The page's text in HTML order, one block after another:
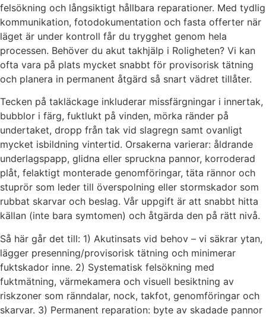
felsökning och långsiktigt hållbara reparationer. Med tydlig
kommunikation, fotodokumentation och fasta offerter när
läget är under kontroll får du trygghet genom hela
processen. Behöver du akut takhjälp i Roligheten? Vi kan
ofta vara på plats mycket snabbt för provisorisk tätning
och planera in permanent åtgärd så snart vädret tillåter.
Tecken på takläckage inkluderar missfärgningar i innertak,
bubblor i färg, fuktlukt på vinden, mörka ränder på
undertaket, dropp från tak vid slagregn samt ovanligt
mycket isbildning vintertid. Orsakerna varierar: åldrande
underlagspapp, glidna eller spruckna pannor, korroderad
plåt, felaktigt monterade genomföringar, täta rännor och
stuprör som leder till överspolning eller stormskador som
rubbat skarvar och beslag. Vår uppgift är att snabbt hitta
källan (inte bara symtomen) och åtgärda den på rätt nivå.
Så här går det till: 1) Akutinsats vid behov – vi säkrar ytan,
lägger presenning/provisorisk tätning och minimerar
fuktskador inne. 2) Systematisk felsökning med
fuktmätning, värmekamera och visuell besiktning av
riskzoner som ränndalar, nock, takfot, genomföringar och
skarvar. 3) Permanent reparation: byte av skadade pannor